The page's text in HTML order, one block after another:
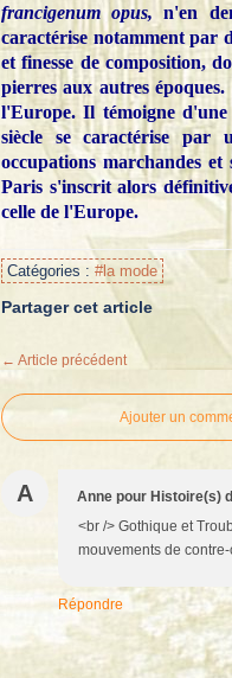
francigenum opus,
n'en
caractérise notamment par
et finesse de composition,
pierres aux autres
l'Europe. Il témoigne
siècle se caractérise par
occupations marchandes
Paris s'inscrit alors
celle de l'Europe.
Catégories : #la mode
Partager cet article
← Article précédent
Ajouter un
A Anne pour Histoire(s)
<br /> Gothique et
mouvements de
Répondre